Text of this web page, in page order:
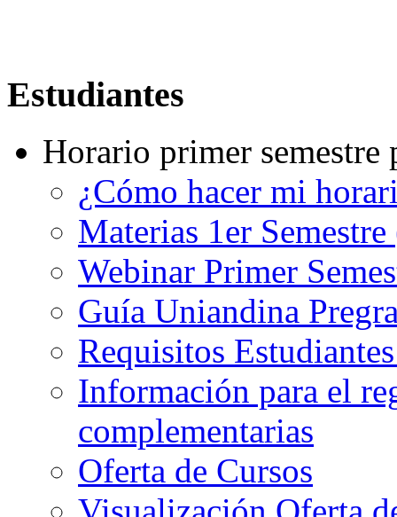
Estudiantes
Horario primer semestre
¿Cómo hacer mi
Materias 1er
Webinar Primer
Guía Uniandina
Requisitos
Información para el
complementarias
Oferta de Cursos